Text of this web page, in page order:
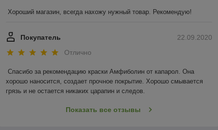
Хороший магазин, всегда нахожу нужный товар. Рекомендую!
22.09.2020
Покупатель
Отлично
Спасибо за рекомендацию краски Амфиболин от капарол. Она
хорошо наносится, создает прочное покрытие. Хорошо смывается
грязь и не остается никаких царапин и следов.
Показать все отзывы